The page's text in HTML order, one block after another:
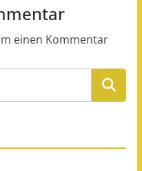
einen Kommentar